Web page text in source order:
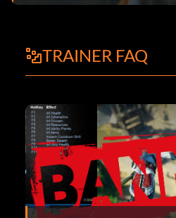
TRAINER FAQ